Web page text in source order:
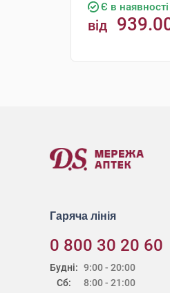
Є в наявності
від
Гаряча лінія
0 800 30 20 60
Будні:
Сб:
9:00 - 20:00
8:00 - 21:00